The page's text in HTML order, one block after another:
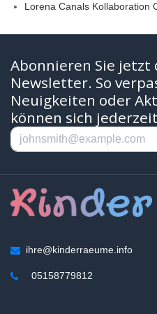
Lorena Canals Kollaboration
Abonnieren Sie jetzt
Newsletter. So
Neuigkeiten oder
können sich
ihre@kinderraeume.info
05158779812